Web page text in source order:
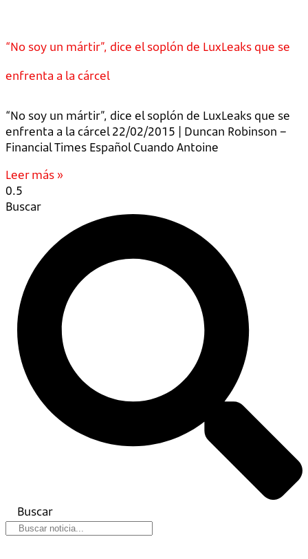
“No soy un mártir”, dice el soplón de LuxLeaks que se
enfrenta a la cárcel
“No soy un mártir”, dice el soplón de LuxLeaks que se
enfrenta a la cárcel 22/02/2015 | Duncan Robinson –
Financial Times Español Cuando Antoine
Leer más »
Buscar
Buscar